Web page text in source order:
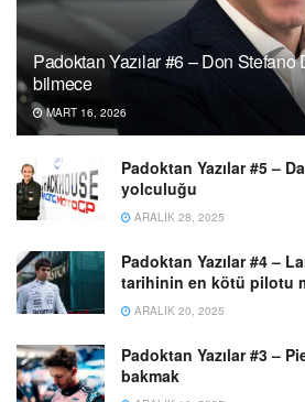
Padoktan Yazılar #6 – Don Stefano
bilmece
MART 16, 2026
Padoktan Yazılar #5 –
yolculuğu
ARALIK 28, 2025
Padoktan Yazılar #4 –
tarihinin en kötü pilotu
ARALIK 20, 2025
Padoktan Yazılar #3 –
bakmak